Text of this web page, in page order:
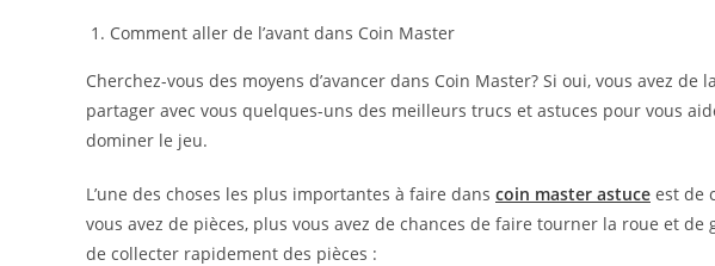
Comment aller de l’avant dans Coin Master
Cherchez-vous des moyens d’avancer dans Coin Master? Si oui, vous avez
partager avec vous quelques-uns des meilleurs trucs et astuces pour vous
dominer le jeu.
L’une des choses les plus importantes à faire dans coin master astuce est de
vous avez de pièces, plus vous avez de chances de faire tourner la roue et
de collecter rapidement des pièces :